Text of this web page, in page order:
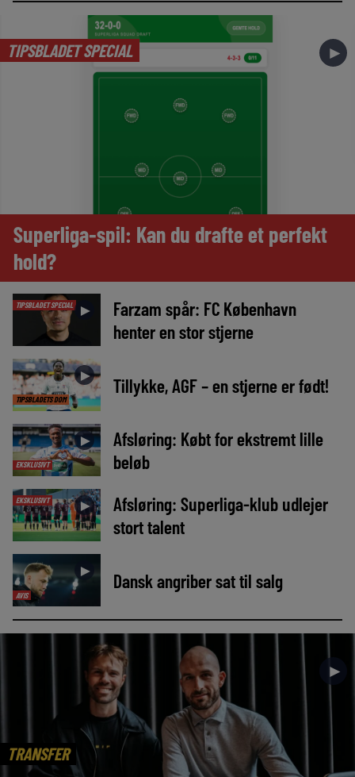
TIPSBLADET SPECIAL ►
Superliga-spil: Kan du drafte et perfekt
hold?
TIPSBLADET SPECIAL ►
Farzam spår: FC København
henter en stor stjerne
TIPSBLADETS DOM
► Tillykke, AGF – en stjerne er født!
EKSKLUSIVT
►
Afsløring: Købt for ekstremt lille
beløb
EKSKLUSIVT ►
Afsløring: Superliga-klub udlejer
stort talent
AVIS
► Dansk angriber sat til salg
TRANSFER
►